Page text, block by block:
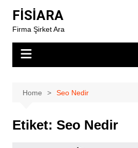
content
FİSİARA
Firma Şirket Ara
Home Seo Nedir
Etiket: Seo Nedir